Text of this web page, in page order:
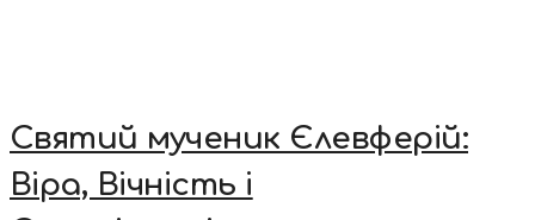
Святий мученик Єлевферій:
Віра, Вічність і